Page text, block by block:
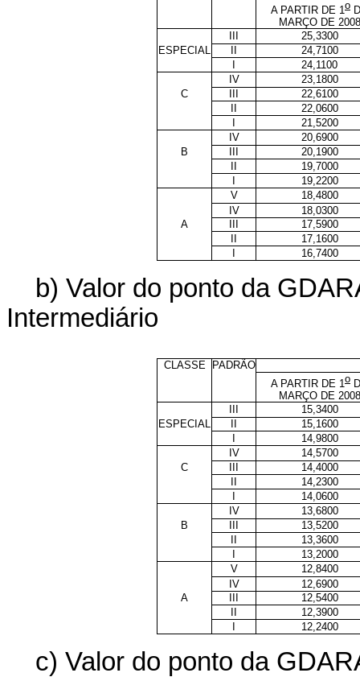
A PARTIR DE 1 o
MARÇO DE 2008
III
25,3300
ESPECIAL
II
24,7100
I
24,1100
IV
23,1800
C
III
22,6100
II
22,0600
I
21,5200
IV
20,6900
B
III
20,1900
II
19,7000
I
19,2200
V
18,4800
IV
18,0300
A
III
17,5900
II
17,1600
I
16,7400
b) Valor do ponto da
Intermediário
CLASSE
PADRÃO
A PARTIR DE 1 o
MARÇO DE 2008
III
15,3400
ESPECIAL
II
15,1600
I
14,9800
IV
14,5700
C
III
14,4000
II
14,2300
I
14,0600
IV
13,6800
B
III
13,5200
II
13,3600
I
13,2000
V
12,8400
IV
12,6900
A
III
12,5400
II
12,3900
I
12,2400
c) Valor do ponto da